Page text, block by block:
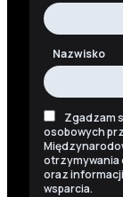
Nazwisko
Zgadzam
osobowych
otrzymywania
oraz
wsparcia.